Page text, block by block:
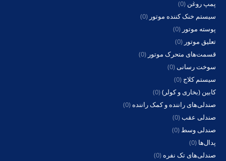
پمپ روغن (0)
سیستم خنک کننده موتور (0)
پوسته موتور (0)
تعلیق موتور (0)
قسمت‌های متحرک موتور (0)
سوخت رسانی(0)
سیستم کلاج (0)
کابین (بخاری و کولر)(0)
صندلی‌های راننده و کمک راننده (0)
صندلی عقب(0)
صندلی وسط (0)
پدال‌ها (0)
صندلی‌های تک نفره (0)